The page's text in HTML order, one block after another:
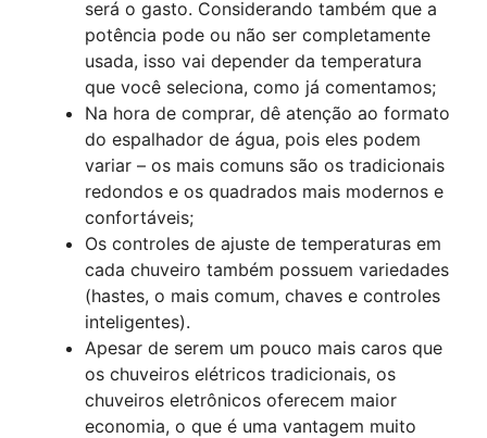
será o gasto. Considerando também que a
potência pode ou não ser completamente
usada, isso vai depender da temperatura
que você seleciona, como já comentamos;
Na hora de comprar, dê atenção ao formato
do espalhador de água, pois eles podem
variar – os mais comuns são os tradicionais
redondos e os quadrados mais modernos e
confortáveis;
Os controles de ajuste de temperaturas em
cada chuveiro também possuem variedades
(hastes, o mais comum, chaves e controles
inteligentes).
Apesar de serem um pouco mais caros que
os chuveiros elétricos tradicionais, os
chuveiros eletrônicos oferecem maior
economia, o que é uma vantagem muito